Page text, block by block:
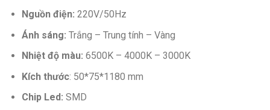
Nguồn điện: 220V/50Hz
Ánh sáng: Trắng – Trung tính – Vàng
Nhiệt độ màu: 6500K – 4000K – 3000K
Kích thước: 50*75*1180 mm
Chip Led: SMD